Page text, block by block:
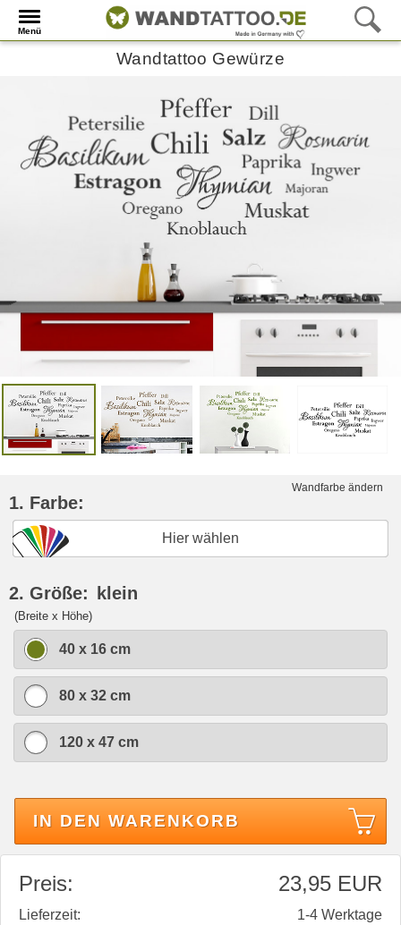
Menü
Wandtattoo Gewürze
Wandfarbe ändern
1. Farbe:
Hier wählen
2. Größe: klein
(Breite x Höhe)
40 x 16 cm
80 x 32 cm
120 x 47 cm
IN DEN WARENKORB
Preis: 23,95 EUR
Lieferzeit:
1-4 Werktage